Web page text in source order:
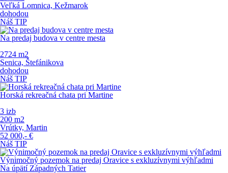
Veľká Lomnica, Kežmarok
dohodou
Náš TIP
Na predaj budova v centre mesta
2724 m2
Senica, Štefánikova
dohodou
Náš TIP
Horská rekreačná chata pri Martine
3 izb
200 m2
Vrútky, Martin
52 000,- €
Náš TIP
Výnimočný pozemok na predaj Oravice s exkluzívnymi výhľadmi
Na úpätí Západných Tatier